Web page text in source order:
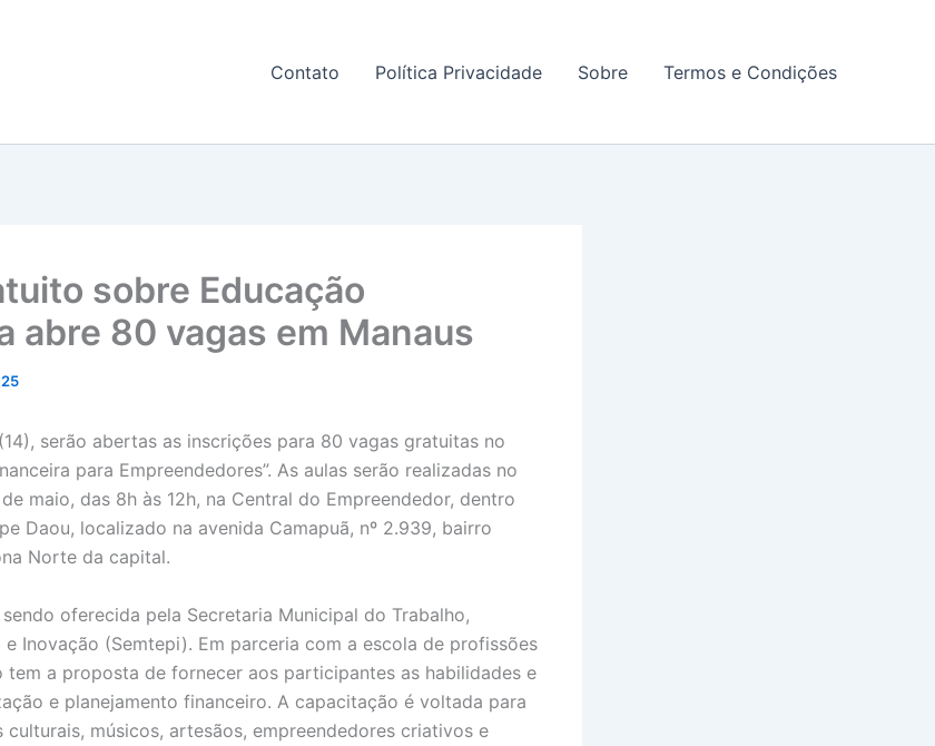
Contato Política Privacidade Sobre Termos e Condições
sobre Educação
abre 80 vagas em Manaus
serão abertas as inscrições para 80 vagas gratuitas no
para Empreendedores”. As aulas serão realizadas no
maio, das 8h às 12h, na Central do Empreendedor, dentro
Daou, localizado na avenida Camapuã, nº 2.939, bairro
Norte da capital.
oferecida pela Secretaria Municipal do Trabalho,
e Inovação (Semtepi). Em parceria com a escola de profissões
tem a proposta de fornecer aos participantes as habilidades e
e planejamento financeiro. A capacitação é voltada para
músicos, artesãos, empreendedores criativos e